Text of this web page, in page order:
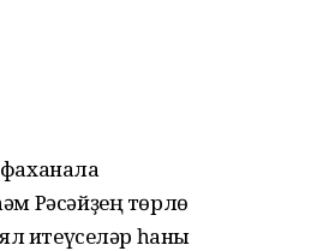
Рәсәйҙең төрлө
итеүселәр һаны